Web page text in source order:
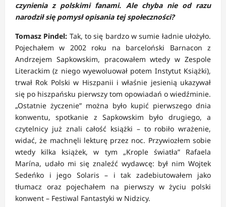
czynienia z polskimi fanami. Ale chyba nie od razu
narodził się pomysł opisania tej społeczności?
Tomasz Pindel: Tak, to się bardzo w sumie ładnie ułożyło.
Pojechałem w 2002 roku na barceloński Barnacon z
Andrzejem Sapkowskim, pracowałem wtedy w Zespole
Literackim (z niego wyewoluował potem Instytut Książki),
trwał Rok Polski w Hiszpanii i właśnie jesienią ukazywał
się po hiszpańsku pierwszy tom opowiadań o wiedźminie.
„Ostatnie życzenie” można było kupić pierwszego dnia
konwentu, spotkanie z Sapkowskim było drugiego, a
czytelnicy już znali całość książki – to robiło wrażenie,
widać, że machnęli lekturę przez noc. Przywiozłem sobie
wtedy kilka książek, w tym „Krople światła” Rafaela
Marína, udało mi się znaleźć wydawcę: był nim Wojtek
Sedeńko i jego Solaris – i tak zadebiutowałem jako
tłumacz oraz pojechałem na pierwszy w życiu polski
konwent – Festiwal Fantastyki w Nidzicy.